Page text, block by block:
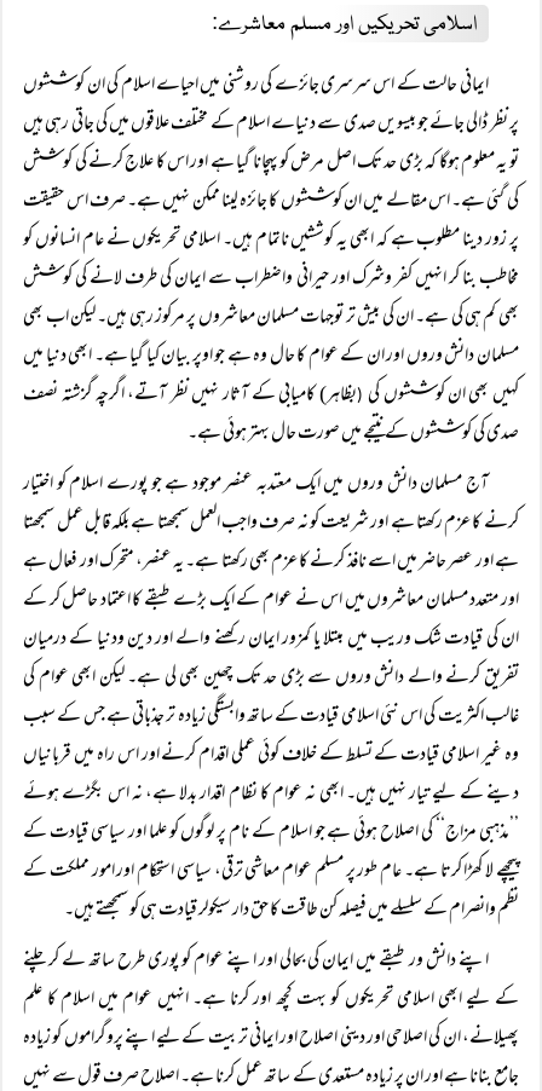
اسلامی تحریکیں اور مسلم معاشرے:
ایمانی حالت کے اس سرسری جائزے کی روشنی میں احیاے اسلام کی ان کوششوں
پر نظر ڈالی جائے جو بیسویں صدی سے دنیاے اسلام کے مختلف علاقوں میں کی جاتی رہی ہیں
تو یہ معلوم ہوگا کہ بڑی حد تک اصل مرض کو پہچانا گیا ہے اور اس کا علاج کرنے کی کوشش
کی گئی ہے۔ اس مقالے میں ان کوششوں کا جائزہ لینا ممکن نہیں ہے۔ صرف اس حقیقت
پر زور دینا مطلوب ہے کہ ابھی یہ کوششیں ناتمام ہیں۔ اسلامی تحریکوں نے عام انسانوں کو
مخاطب بنا کر انہیں کفر وشرک اور حیرانی واضطراب سے ایمان کی طرف لانے کی کوشش
بھی کم ہی کی ہے۔ ان کی بیش تر توجہات مسلمان معاشروں پر مرکوز رہی ہیں۔ لیکن اب بھی
مسلمان دانش وروں اور ان کے عوام کا حال وہ ہے جو اوپر بیان کیا گیا ہے۔ ابھی دنیا میں
کہیں بھی ان کوششوں کی(بظاہر) کامیابی کے آثار نہیں نظر آتے، اگرچہ گزشتہ نصف
صدی کی کوششوں کے نتیجے میں صورت حال بہتر ہوئی ہے۔
آج مسلمان دانش وروں میں ایک معتدبہ عنصر موجود ہے جو پورے اسلام کو اختیار
کرنے کا عزم رکھتا ہے اور شریعت کو نہ صرف واجب العمل سمجھتا ہے بلکہ قابل عمل سمجھتا
ہے اور عصر حاضر میں اسے نافذ کرنے کا عزم بھی رکھتا ہے۔ یہ عنصر، متحرک اور فعال ہے
اور متعدد مسلمان معاشروں میں اس نے عوام کے ایک بڑے طبقے کا اعتماد حاصل کر کے
ان کی قیادت شک وریب میں مبتلا یا کمزور ایمان رکھنے والے اور دین ودنیا کے درمیان
تفریق کرنے والے دانش وروں سے بڑی حد تک چھین بھی لی ہے۔ لیکن ابھی عوام کی
غالب اکثریت کی اس نئی اسلامی قیادت کے ساتھ وابستگی زیادہ تر جذباتی ہے جس کے سبب
وہ غیر اسلامی قیادت کے تسلط کے خلاف کوئی عملی اقدام کرنے اور اس راہ میں قربانیاں
دینے کے لیے تیار نہیں ہیں۔ ابھی نہ عوام کا نظام اقدار بدلا ہے، نہ اس بگڑے ہوئے
’’مذہبی مزاج‘‘ کی اصلاح ہوئی ہے جو اسلام کے نام پر لوگوں کو علما اور سیاسی قیادت کے
پیچھے لا کھڑا کرتا ہے۔ عام طور پر مسلم عوام معاشی ترقی، سیاسی استحکام اور امور مملکت کے
نظم وانصرام کے سلسلے میں فیصلہ کن طاقت کا حق دار سیکولر قیادت ہی کو سمجھتے ہیں۔
اپنے دانش ور طبقے میں ایمان کی بحالی اور اپنے عوام کو پوری طرح ساتھ لے کر چلنے
کے لیے ابھی اسلامی تحریکوں کو بہت کچھ اور کرنا ہے۔ انہیں عوام میں اسلام کا علم
پھیلانے، ان کی اصلاحی اور دینی اصلاح اور ایمانی تربیت کے لیے اپنے پروگراموں کو زیادہ
جامع بنانا ہے اور ان پر زیادہ مستعدی کے ساتھ عمل کرنا ہے۔ اصلاح صرف قول سے نہیں